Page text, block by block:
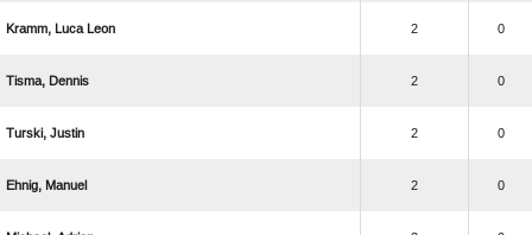
   2 0
  2 0
  2 0
  2 0